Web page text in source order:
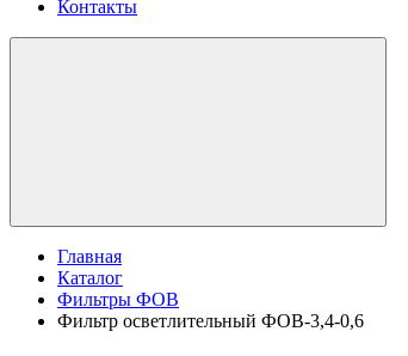
Контакты
Главная
Каталог
Фильтры ФОВ
Фильтр осветлительный ФОВ-3,4-0,6